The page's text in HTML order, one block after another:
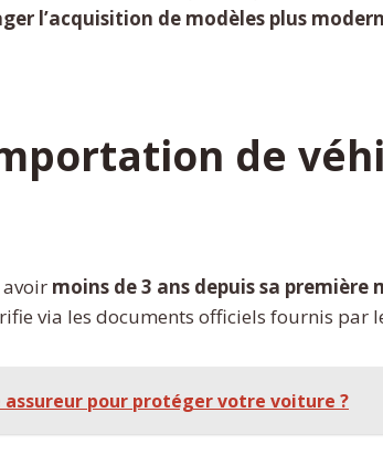
l’acquisition de modèles plus
de
avoir moins de 3 ans depuis sa première
via les documents officiels fournis
pour protéger votre voiture ?